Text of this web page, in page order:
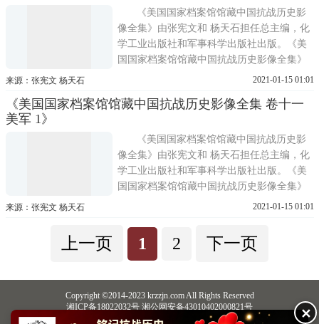
抗战历史影像全集
《美国国家档案馆馆藏中国抗战历史影
像全集》由张宪文和 杨天石担任总主编，化
学工业出版社和军事科学出版社出版。《美
国国家档案馆馆藏中国抗战历史影像全集》
共分30卷，从战场、训练、军备、医疗、国
抗战时期敌后战场、正面战场和国际合作的
抗战历史影像全集
来源：张宪文 杨天石 2021-01-15 01:01
《美国国家档案馆馆藏中国抗战历史影像全集 卷十一
美军 1》
《美国国家档案馆馆藏中国抗战历史影
像全集》由张宪文和 杨天石担任总主编，化
学工业出版社和军事科学出版社出版。《美
国国家档案馆馆藏中国抗战历史影像全集》
共分30卷，从战场、训练、军备、医疗、国
抗战时期敌后战场、正面战场和国际合作的
生动历史图景。《美国国家档案馆馆藏中国
来源：张宪文 杨天石 2021-01-15 01:01
上一页 1 2 下一页
Copyright ©2014-2023 krzzjn.com All Rights Reserved
湘ICP备18022032号 湘公网安备43010402000821号
中央网信办违法和不良信息举报中心
长沙市互联网违法和不良信息举报中心✕